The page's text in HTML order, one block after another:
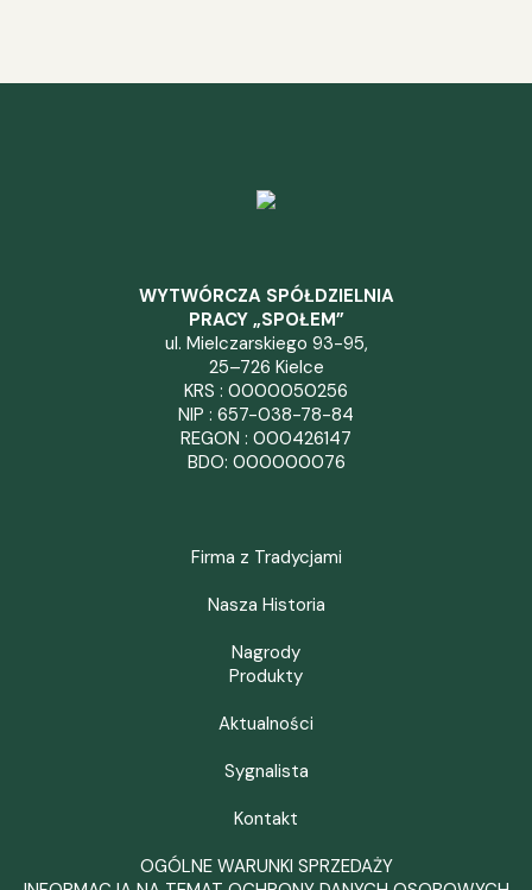
WYTWÓRCZA SPÓŁDZIELNIA
PRACY „SPOŁEM”
ul. Mielczarskiego 93-95,
25–726 Kielce
KRS : 0000050256
NIP : 657-038-78-84
REGON : 000426147
BDO: 000000076
Firma z Tradycjami
Nasza Historia
Nagrody
Produkty
Aktualności
Sygnalista
Kontakt
OGÓLNE WARUNKI SPRZEDAŻY